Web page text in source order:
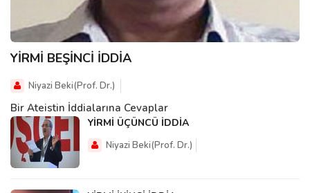
YİRMİ BEŞİNCİ İDDİA
Niyazi Beki(Prof. Dr.)
Bir Ateistin İddialarına Cevaplar
YİRMİ ÜÇÜNCÜ İDDİA
Niyazi Beki(Prof. Dr.)